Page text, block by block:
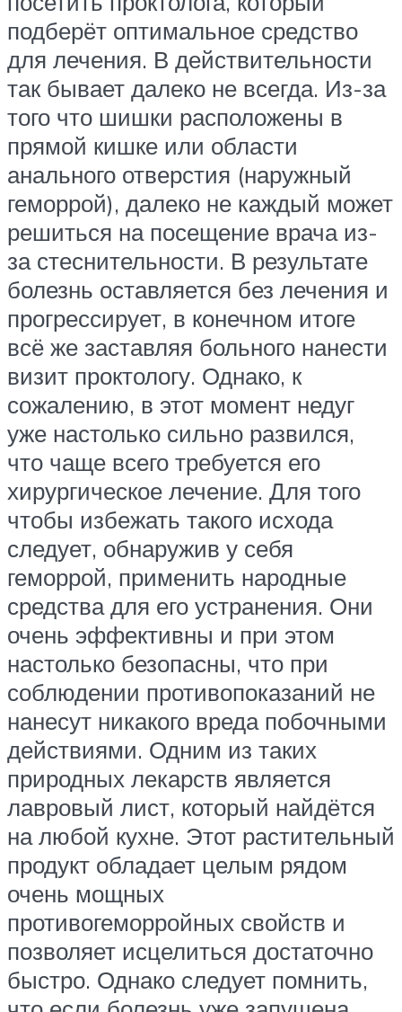
подберёт оптимальное средство
для лечения. В действительности
так бывает далеко не всегда. Из-за
того что шишки расположены в
прямой кишке или области
анального отверстия (наружный
геморрой), далеко не каждый может
решиться на посещение врача из-
за стеснительности. В результате
болезнь оставляется без лечения и
прогрессирует, в конечном итоге
всё же заставляя больного нанести
визит проктологу. Однако, к
сожалению, в этот момент недуг
уже настолько сильно развился,
что чаще всего требуется его
хирургическое лечение. Для того
чтобы избежать такого исхода
следует, обнаружив у себя
геморрой, применить народные
средства для его устранения. Они
очень эффективны и при этом
настолько безопасны, что при
соблюдении противопоказаний не
нанесут никакого вреда побочными
действиями. Одним из таких
природных лекарств является
лавровый лист, который найдётся
на любой кухне. Этот растительный
продукт обладает целым рядом
очень мощных
противогеморройных свойств и
позволяет исцелиться достаточно
быстро. Однако следует помнить,